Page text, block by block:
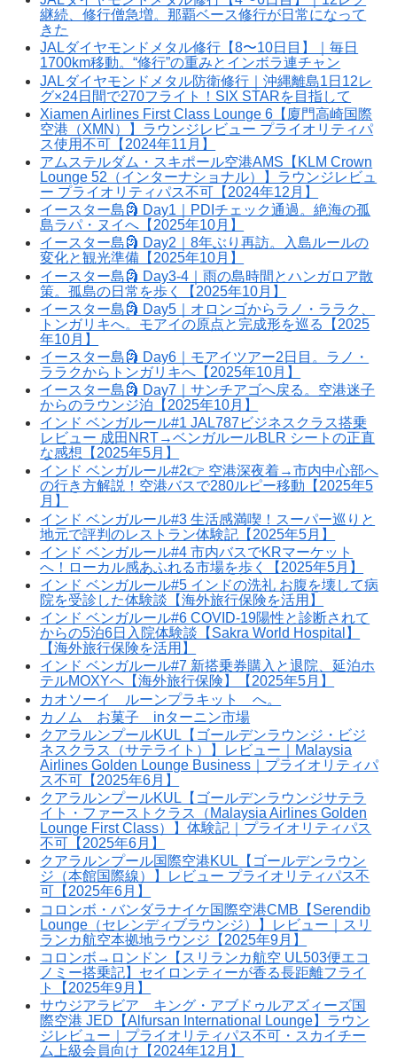
継続、修行僧急増。那覇ベース修行が日常になって
きた
JALダイヤモンドメタル修行【8〜10日目】｜毎日
1700km移動。“修行”の重みとインボラ連チャン
JALダイヤモンドメタル防衛修行｜沖縄離島1日12レ
グ×24日間で270フライト！SIX STARを目指して
Xiamen Airlines First Class Lounge 6【廈門高崎国際
空港（XMN）】ラウンジレビュー プライオリティパ
ス使用不可【2024年11月】
アムステルダム・スキポール空港AMS【KLM Crown
Lounge 52（インターナショナル）】ラウンジレビュ
ー プライオリティパス不可【2024年12月】
イースター島🗿 Day1｜PDIチェック通過。絶海の孤
島ラパ・ヌイへ【2025年10月】
イースター島🗿 Day2｜8年ぶり再訪。入島ルールの
変化と観光準備【2025年10月】
イースター島🗿 Day3-4｜雨の島時間とハンガロア散
策。孤島の日常を歩く【2025年10月】
イースター島🗿 Day5｜オロンゴからラノ・ララク、
トンガリキへ。モアイの原点と完成形を巡る【2025
年10月】
イースター島🗿 Day6｜モアイツアー2日目。ラノ・
ララクからトンガリキへ【2025年10月】
イースター島🗿 Day7｜サンチアゴへ戻る。空港迷子
からのラウンジ泊【2025年10月】
インド ベンガルール#1 JAL787ビジネスクラス搭乗
レビュー 成田NRT→ベンガルールBLR シートの正直
な感想【2025年5月】
インド ベンガルール#2👉 空港深夜着→市内中心部へ
の行き方解説！空港バスで280ルピー移動【2025年5
月】
インド ベンガルール#3 生活感満喫！スーパー巡りと
地元で評判のレストラン体験記【2025年5月】
インド ベンガルール#4 市内バスでKRマーケット
へ！ローカル感あふれる市場を歩く【2025年5月】
インド ベンガルール#5 インドの洗礼 お腹を壊して病
院を受診した体験談【海外旅行保険を活用】
インド ベンガルール#6 COVID-19陽性と診断されて
からの5泊6日入院体験談【Sakra World Hospital】
【海外旅行保険を活用】
インド ベンガルール#7 新搭乗券購入と退院、延泊ホ
テルMOXYへ【海外旅行保険】【2025年5月】
カオソーイ ルーンプラキット へ。
カノム お菓子 inターニン市場
クアラルンプールKUL【ゴールデンラウンジ・ビジ
ネスクラス（サテライト）】レビュー｜Malaysia
Airlines Golden Lounge Business｜プライオリティパ
ス不可【2025年6月】
クアラルンプールKUL【ゴールデンラウンジサテラ
イト・ファーストクラス（Malaysia Airlines Golden
Lounge First Class）】体験記｜プライオリティパス
不可【2025年6月】
クアラルンプール国際空港KUL【ゴールデンラウン
ジ（本館国際線）】レビュー プライオリティパス不
可【2025年6月】
コロンボ・バンダラナイケ国際空港CMB【Serendib
Lounge（セレンディブラウンジ）】レビュー｜スリ
ランカ航空本拠地ラウンジ【2025年9月】
コロンボ→ロンドン【スリランカ航空 UL503便エコ
ノミー搭乗記】セイロンティーが香る長距離フライ
ト【2025年9月】
サウジアラビア キング・アブドゥルアズィーズ国
際空港 JED【Alfursan International Lounge】ラウン
ジレビュー｜プライオリティパス不可・スカイチー
ム上級会員向け【2024年12月】